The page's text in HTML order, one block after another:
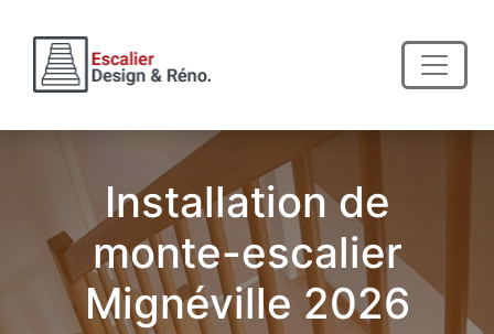
Installation de
monte-escalier
Mignéville 2026